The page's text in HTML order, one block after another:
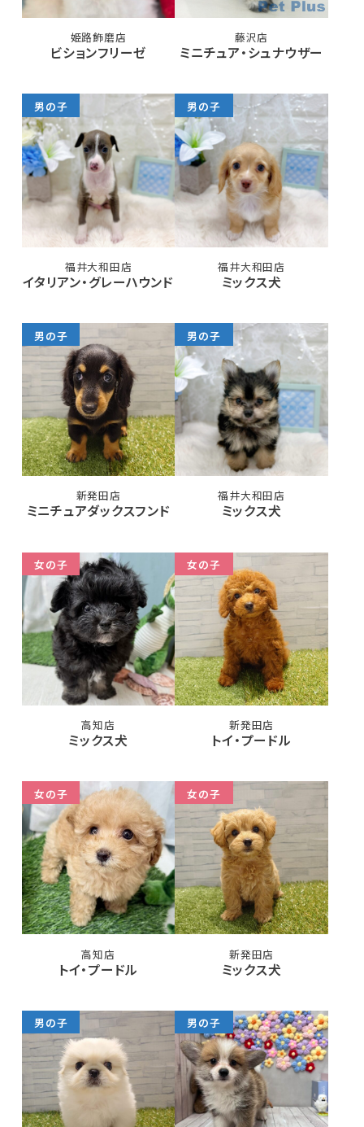
姫路飾磨店
ビションフリーゼ
藤沢店
ミニチュア・シュナウザー
男の子
福井大和田店
イタリアン・グレーハウンド
男の子
福井大和田店
ミックス犬
男の子
新発田店
ミニチュアダックスフンド
男の子
福井大和田店
ミックス犬
女の子
高知店
ミックス犬
女の子
新発田店
トイ・プードル
女の子
高知店
トイ・プードル
女の子
新発田店
ミックス犬
男の子 男の子